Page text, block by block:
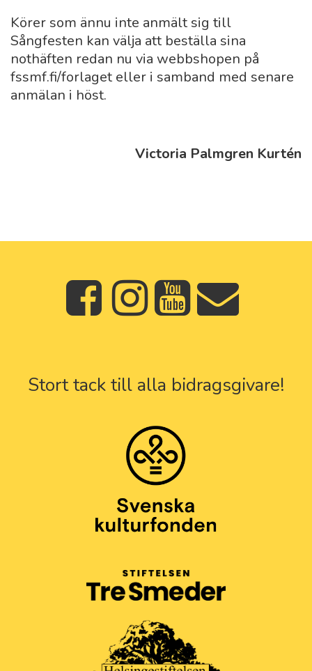
Körer som ännu inte anmält sig till
Sångfesten kan välja att beställa sina
nothäften redan nu via webbshopen på
fssmf.fi/forlaget eller i samband med senare
anmälan i höst.
Victoria Palmgren Kurtén
Stort tack till alla bidragsgivare!